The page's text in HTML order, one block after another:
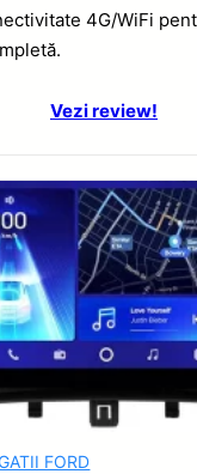
4G/WiFi
Vezi review!
FORD